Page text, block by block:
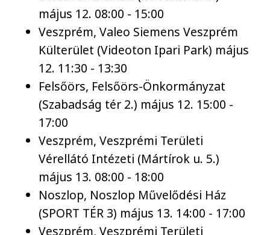
május 12. 08:00 - 15:00
Veszprém, Valeo Siemens Veszprém
Külterület (Videoton Ipari Park) május
12. 11:30 - 13:30
Felsőörs, Felsőörs-Önkormányzat
(Szabadság tér 2.) május 12. 15:00 -
17:00
Veszprém, Veszprémi Területi
Vérellátó Intézeti (Mártírok u. 5.)
május 13. 08:00 - 18:00
Noszlop, Noszlop Művelődési Ház
(SPORT TÉR 3) május 13. 14:00 - 17:00
Veszprém, Veszprémi Területi